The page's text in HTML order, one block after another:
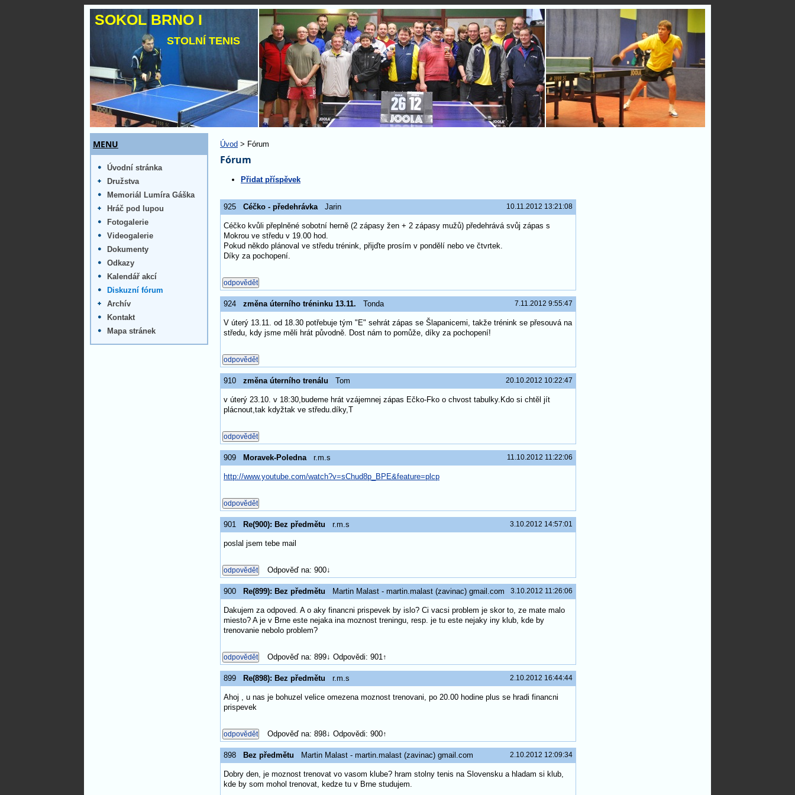
Úvod > Fórum
Fórum
Přidat příspěvek
10.11.2012 13:21:08
925 Céčko - předehrávkaJarin
Céčko kvůli přeplněné sobotní herně (2 zápasy žen + 2 zápasy mužů) předehrává svůj zápas s
Mokrou ve středu v 19.00 hod.
Pokud někdo plánoval ve středu trénink, přijďte prosím v pondělí nebo ve čtvrtek.
Díky za pochopení.
7.11.2012 9:55:47
924 změna úterního tréninku 13.11. Tonda
V úterý 13.11. od 18.30 potřebuje tým "E" sehrát zápas se Šlapanicemi, takže trénink se přesouvá na
středu, kdy jsme měli hrát původně. Dost nám to pomůže, díky za pochopení!
20.10.2012 10:22:47
910 změna úterního trenálu Tom
v úterý 23.10. v 18:30,budeme hrát vzájemnej zápas Ečko-Fko o chvost tabulky.Kdo si chtěl jít
plácnout,tak kdyžtak ve středu.díky,T
11.10.2012 11:22:06
909 Moravek-Polednar.m.s
http://www.youtube.com/watch?v=sChud8p_BPE&feature=plcp
3.10.2012 14:57:01
901 Re(900): Bez předmětu r.m.s
poslal jsem tebe mail
Odpověď na: 900↓
3.10.2012 11:26:06
900 Re(899): Bez předmětu Martin Malast - martin.malast (zavinac) gmail.com
Dakujem za odpoved. A o aky financni prispevek by islo? Ci vacsi problem je skor to, ze mate malo
miesto? A je v Brne este nejaka ina moznost treningu, resp. je tu este nejaky iny klub, kde by
trenovanie nebolo problem?
Odpověď na: 899↓ Odpovědi: 901↑
2.10.2012 16:44:44
899 Re(898): Bez předmětu r.m.s
Ahoj , u nas je bohuzel velice omezena moznost trenovani, po 20.00 hodine plus se hradi financni
prispevek
Odpověď na: 898↓ Odpovědi: 900↑
2.10.2012 12:09:34
898 Bez předmětu Martin Malast - martin.malast (zavinac) gmail.com
Dobry den, je moznost trenovat vo vasom klube? hram stolny tenis na Slovensku a hladam si klub,
kde by som mohol trenovat, kedze tu v Brne studujem.
MENU
Úvodní stránka
Družstva
Memoriál Lumíra Gáška
Hráč pod lupou
Fotogalerie
Videogalerie
Dokumenty
Odkazy
Kalendář akcí
Diskuzní fórum
Archív
Kontakt
Mapa stránek
SOKOL BRNO I
STOLNÍ TENIS